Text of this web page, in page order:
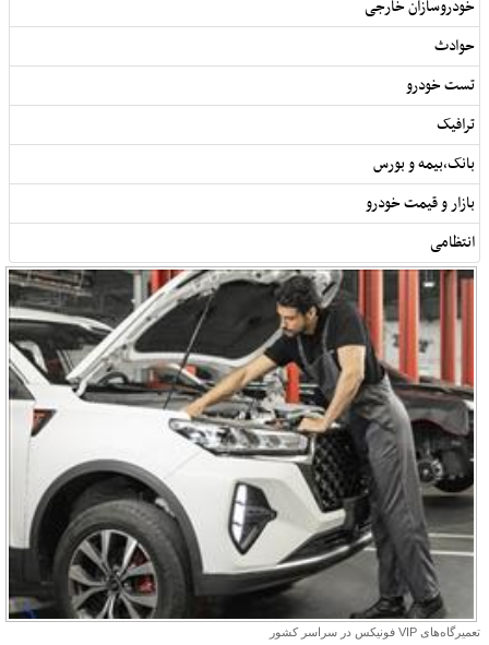
خودروسازان خارجی
حوادث
تست خودرو
ترافیک
بانک,بیمه و بورس
بازار و قیمت خودرو
انتظامی
تعمیرگاه‌های VIP فونیکس در سراسر کشور